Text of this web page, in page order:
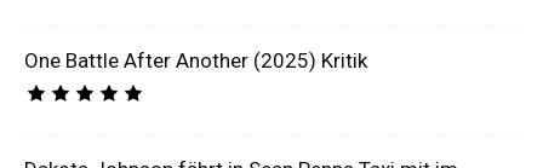
One Battle After Another (2025) Kritik